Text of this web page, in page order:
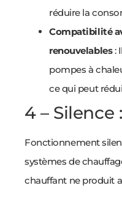
réduire la
Compatibilité
renouvelables:
pompes à
ce qui peut
4 – Silence :
Fonctionnement
systèmes de
chauffant ne produit